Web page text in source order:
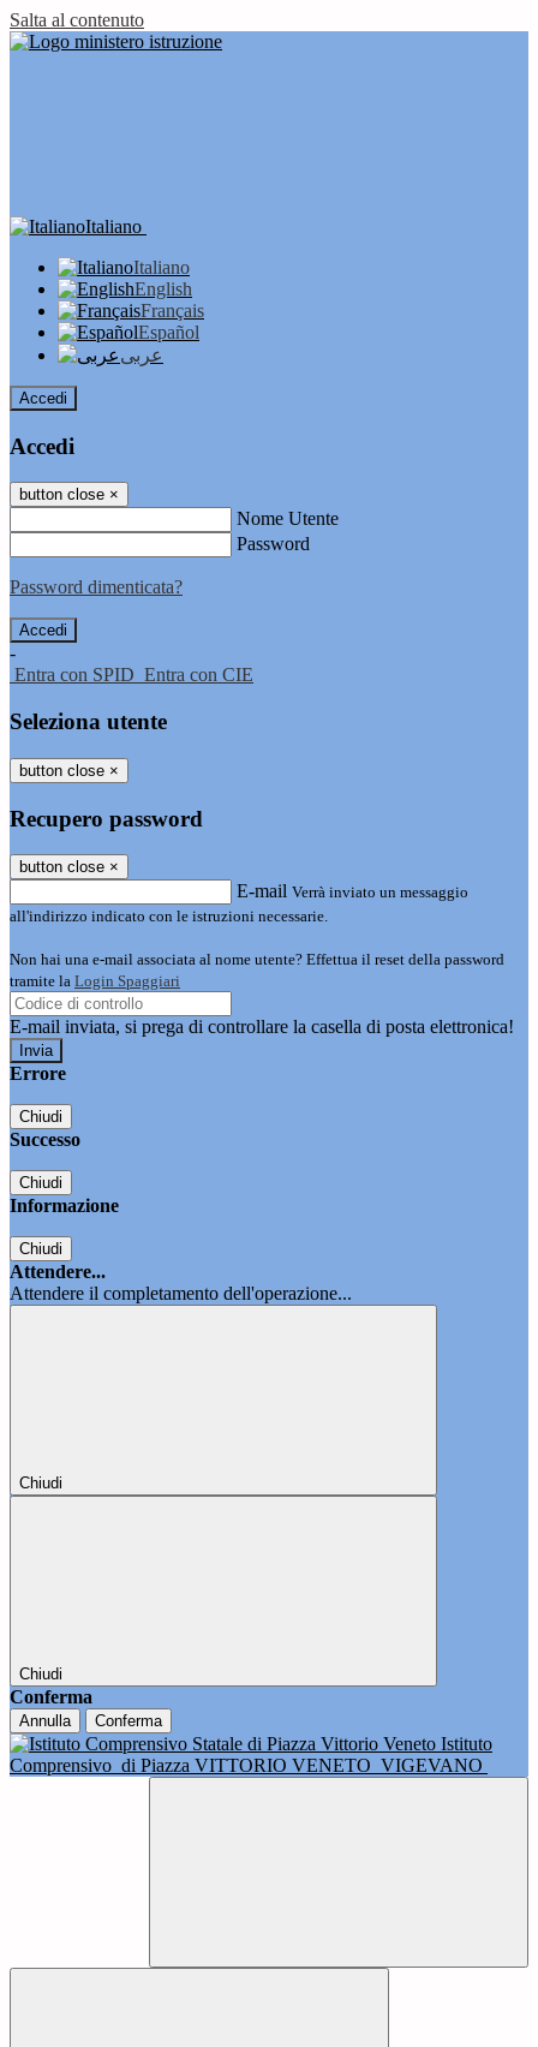
Salta al contenuto
Italiano
Italiano
English
Français
Español
عربى
Accedi
Accedi
button close ×
Nome Utente
Password
Password dimenticata?
-
Entra con SPID Entra con CIE
Seleziona utente
button close ×
Recupero password
button close ×
E-mail Verrà inviato un messaggio
all'indirizzo indicato con le istruzioni necessarie.
Non hai una e-mail associata al nome utente? Effettua il reset della password
tramite la Login Spaggiari
E-mail inviata, si prega di controllare la casella di posta elettronica!
Errore
Chiudi
Successo
Chiudi
Informazione
Chiudi
Attendere...
Attendere il completamento dell'operazione...
Chiudi
Chiudi
Conferma
Annulla Conferma
Istituto
Comprensivo di Piazza VITTORIO VENETO VIGEVANO